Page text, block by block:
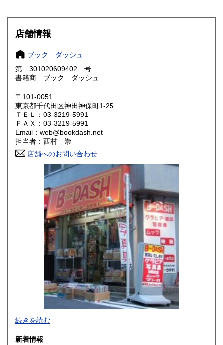
滋賀県 600円 京都府 600円
大阪府
奈良県
鳥取県 600円
岡山県 600円
山口県 600円
香川県
福岡県
600円 長崎県
600円 大分県
600円 鹿児島県
600円
店舗情報
ブック ダッシュ
第 301020609402 号
書籍商 ブック ダッシュ
〒101-0051
東京都千代田区神田神保町1-25
ＴＥＬ：03-3219-5991
ＦＡＸ：03-3219-5991
Email：web@bookdash.net
担当者：西村 崇
店舗へのお問い合わせ
新旧女優・アイドルのグラビア、なつかしの本
映画・特撮、ゲーム・アニメ古漫画などの趣味本は当店にお
続きを読む
新着情報